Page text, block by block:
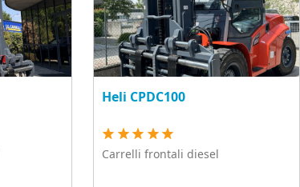
Heli CPDC100
Carrelli frontali diesel